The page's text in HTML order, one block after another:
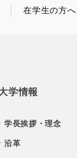
在学生の方へ
学情報
学長挨拶・理念
沿革